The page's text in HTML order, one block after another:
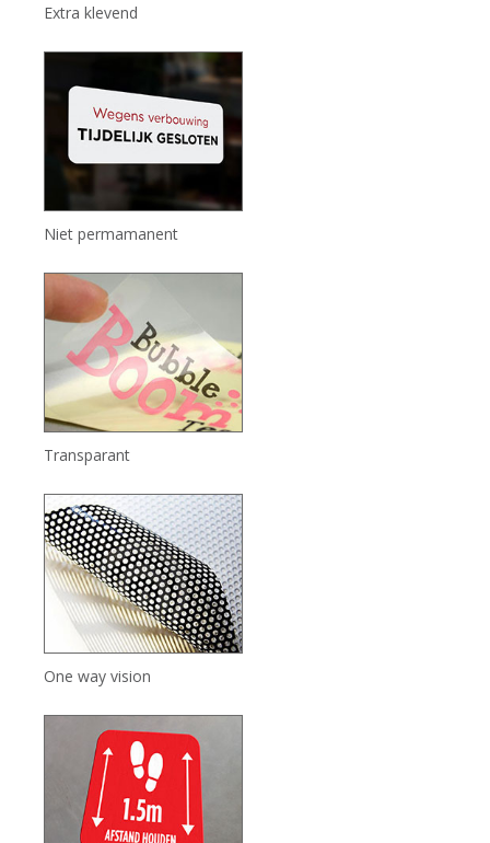
Extra klevend
Niet permamanent
Transparant
One way vision